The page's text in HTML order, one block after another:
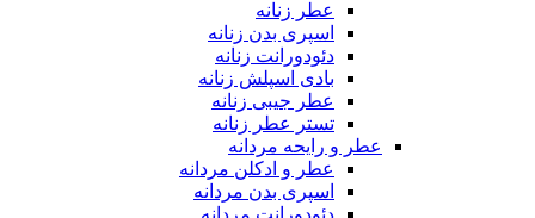
عطر زنانه
اسپری بدن زنانه
دئودورانت زنانه
بادی اسپلش زنانه
عطر جیبی زنانه
تستر عطر زنانه
عطر و رایحه مردانه
عطر و ادکلن مردانه
اسپری بدن مردانه
دئودورانت مردانه